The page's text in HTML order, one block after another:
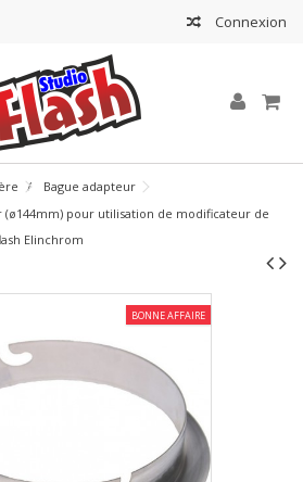
Connexion
Bague adapteur
(ø144mm) pour utilisation de modificateur de
Elinchrom
BONNE AFFAIRE